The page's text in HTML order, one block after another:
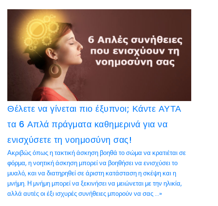
Θέλετε να γίνεται πιο έξυπνοι; Κάντε ΑΥΤΑ
τα 6 Απλά πράγματα καθημερινά για να
ενισχύσετε τη νοημοσύνη σας!
Ακριβώς όπως η τακτική άσκηση βοηθά το σώμα να κρατιέται σε
φόρμα, η νοητική άσκηση μπορεί να βοηθήσει να ενισχύσει το
μυαλό, και να διατηρηθεί σε άριστη κατάσταση η σκέψη και η
μνήμη. Η μνήμη μπορεί να ξεκινήσει να μειώνεται με την ηλικία,
αλλά αυτές οι έξι ισχυρές συνήθειες μπορούν να σας ...»